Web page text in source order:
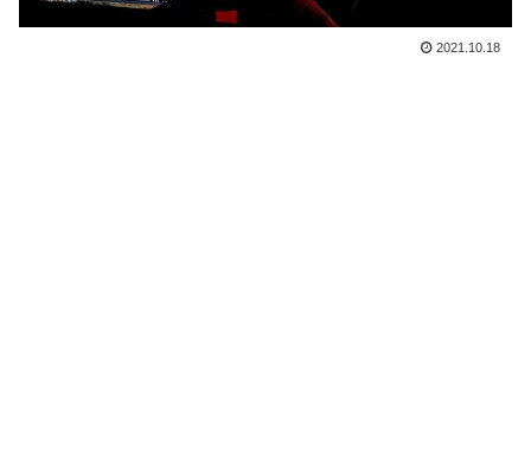
2021.10.18